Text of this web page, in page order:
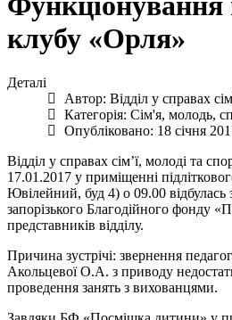
клубу «Орля»
Деталі
Автор: Відділ у справах
Категорія: Сім'я, молодь,
Опубліковано: 18 січня
Відділ у справах сім’ї, молоді та
17.01.2017 у приміщенні
Ювілейний, буд 4) о 09.00 відбулась
запорізького Благодійного фонду
представників відділу.
Причина зустрічі: звернення
Акольцевої О.А. з приводу
проведення занять з вихованцями.